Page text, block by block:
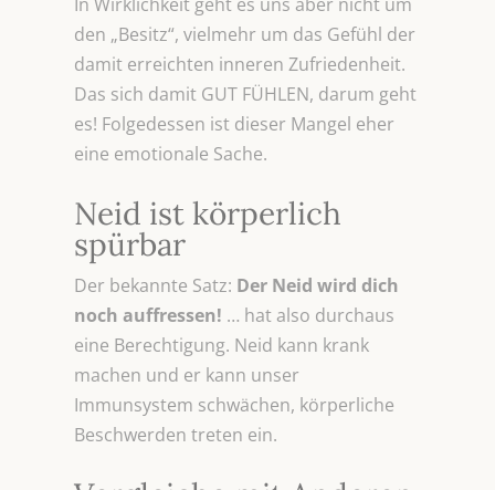
den „Besitz“, vielmehr um das Gefühl der
damit erreichten inneren Zufriedenheit.
Das sich damit GUT FÜHLEN, darum geht
es! Folgedessen ist dieser Mangel eher
eine emotionale Sache.
Neid ist körperlich
spürbar
Der bekannte Satz: Der Neid wird dich
noch auffressen! … hat also durchaus
eine Berechtigung. Neid kann krank
machen und er kann unser
Immunsystem schwächen, körperliche
Beschwerden treten ein.